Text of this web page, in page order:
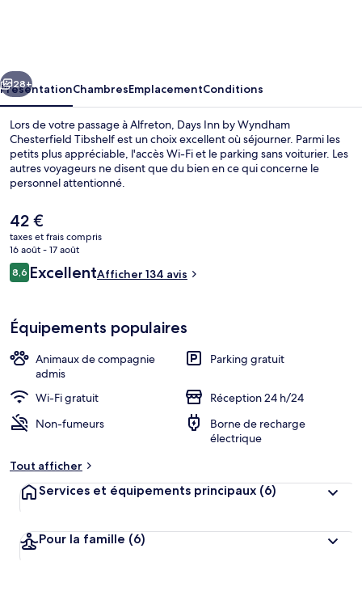
Chesterfield
Tibshelf
Suivant
28+
PrésentationChambresEmplacementConditions
Lors de votre passage à Alfreton, Days Inn by Wyndham
Chesterfield Tibshelf est un choix excellent où séjourner. Parmi les
petits plus appréciable, l'accès Wi-Fi et le parking sans voiturier. Les
autres voyageurs ne disent que du bien en ce qui concerne le
personnel attentionné.
Le
prix
actuel
est
de
42 €
taxes et frais compris
16 août - 17 août
Avis
voyageurs
8,68,6 sur 10
ExcellentAfficher 134 avis
Équipements populaires
Animaux de compagnie
admis
Parking gratuit
Wi-Fi gratuit
Réception 24 h/24
Non-fumeurs
Borne de recharge
électrique
Tout afficher
Services et équipements principaux (6)
Pour la famille (6)